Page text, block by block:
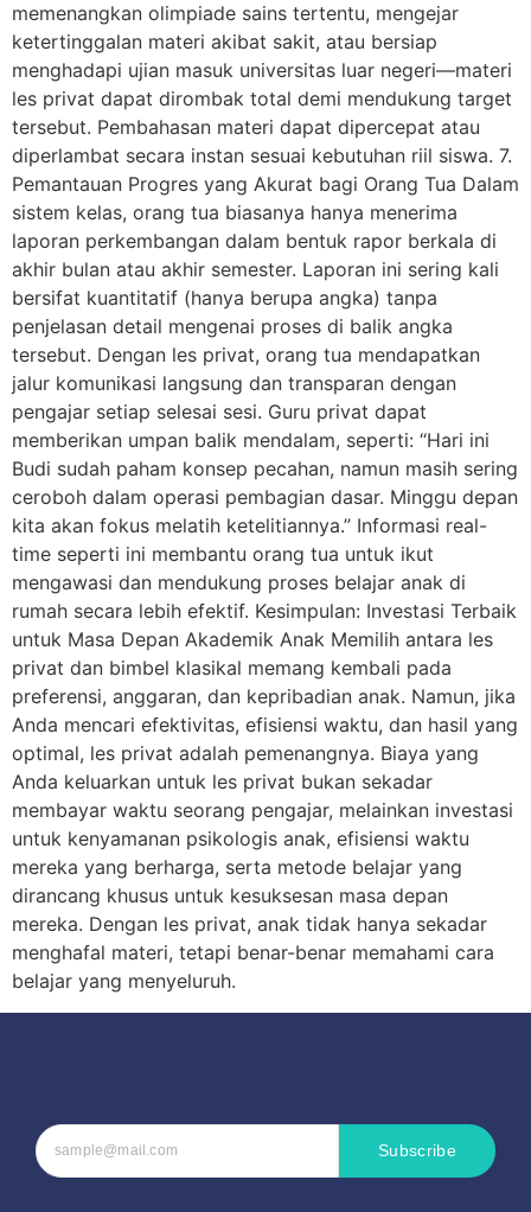
memenangkan olimpiade sains tertentu, mengejar
ketertinggalan materi akibat sakit, atau bersiap
menghadapi ujian masuk universitas luar negeri—materi
les privat dapat dirombak total demi mendukung target
tersebut. Pembahasan materi dapat dipercepat atau
diperlambat secara instan sesuai kebutuhan riil siswa. 7.
Pemantauan Progres yang Akurat bagi Orang Tua Dalam
sistem kelas, orang tua biasanya hanya menerima
laporan perkembangan dalam bentuk rapor berkala di
akhir bulan atau akhir semester. Laporan ini sering kali
bersifat kuantitatif (hanya berupa angka) tanpa
penjelasan detail mengenai proses di balik angka
tersebut. Dengan les privat, orang tua mendapatkan
jalur komunikasi langsung dan transparan dengan
pengajar setiap selesai sesi. Guru privat dapat
memberikan umpan balik mendalam, seperti: “Hari ini
Budi sudah paham konsep pecahan, namun masih sering
ceroboh dalam operasi pembagian dasar. Minggu depan
kita akan fokus melatih ketelitiannya.” Informasi real-
time seperti ini membantu orang tua untuk ikut
mengawasi dan mendukung proses belajar anak di
rumah secara lebih efektif. Kesimpulan: Investasi Terbaik
untuk Masa Depan Akademik Anak Memilih antara les
privat dan bimbel klasikal memang kembali pada
preferensi, anggaran, dan kepribadian anak. Namun, jika
Anda mencari efektivitas, efisiensi waktu, dan hasil yang
optimal, les privat adalah pemenangnya. Biaya yang
Anda keluarkan untuk les privat bukan sekadar
membayar waktu seorang pengajar, melainkan investasi
untuk kenyamanan psikologis anak, efisiensi waktu
mereka yang berharga, serta metode belajar yang
dirancang khusus untuk kesuksesan masa depan
mereka. Dengan les privat, anak tidak hanya sekadar
menghafal materi, tetapi benar-benar memahami cara
belajar yang menyeluruh.
Subscribe